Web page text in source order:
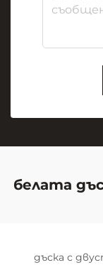
белата
дъска с